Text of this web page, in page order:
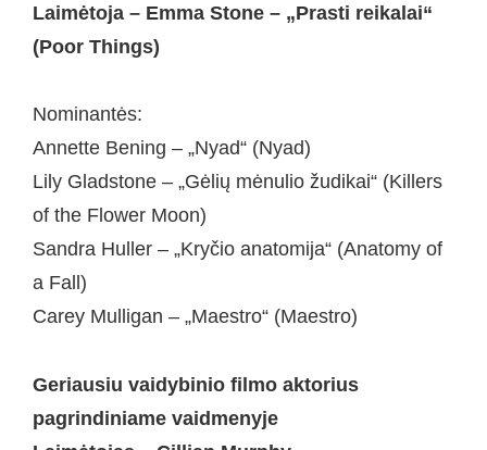
Laimėtoja – Emma Stone – „Prasti reikalai“
(Poor Things)
Nominantės:
Annette Bening – „Nyad“ (Nyad)
Lily Gladstone – „Gėlių mėnulio žudikai“ (Killers
of the Flower Moon)
Sandra Huller – „Kryčio anatomija“ (Anatomy of
a Fall)
Carey Mulligan – „Maestro“ (Maestro)
Geriausiu vaidybinio filmo aktorius
pagrindiniame vaidmenyje